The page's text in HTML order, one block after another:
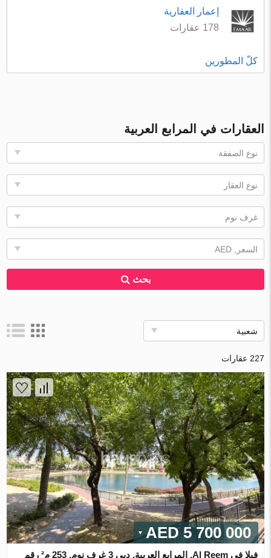
إعمار العقارية
178 عقارات
كلّ المطورين
العقارات في المرابع العربية
نوع الصفقة
نوع العقار
غرف نوم
السعر, AED
بحث
شعبية
227 عقارات
5 700 000 AED
فيلا في Al Reem, المرابع العربية, دبي 3 غرف نوم, 253 م² رقم